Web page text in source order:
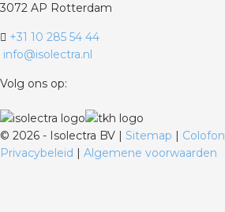
3072 AP Rotterdam
+31 10 285 54 44
info@isolectra.nl
Volg ons op:
© 2026 - Isolectra BV | Sitemap | Colofon
Privacybeleid | Algemene voorwaarden